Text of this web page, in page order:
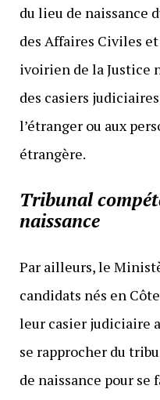
du lieu de naissance
des Affaires Civiles
ivoirien de la Justice
des casiers
l’étranger ou aux
étrangère.
Tribunal
naissance
Par ailleurs, le
candidats nés en
leur casier judiciaire
se rapprocher du
de naissance pour